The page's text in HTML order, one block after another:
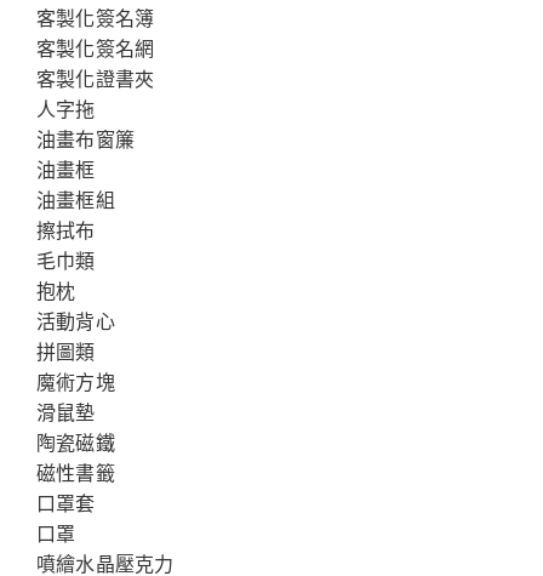
客製化簽名簿
客製化簽名網
客製化證書夾
人字拖
油畫布窗簾
油畫框
油畫框組
擦拭布
毛巾類
抱枕
活動背心
拼圖類
魔術方塊
滑鼠墊
陶瓷磁鐵
磁性書籤
口罩套
口罩
噴繪水晶壓克力